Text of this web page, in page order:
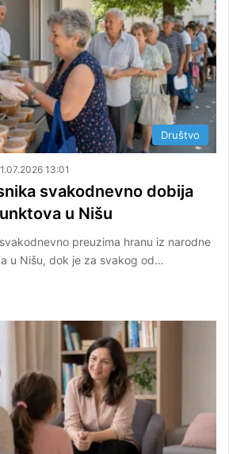
Društvo
13:01
svakodnevno dobija
u Nišu
preuzima hranu iz narodne
u Nišu, dok je za svakog od…